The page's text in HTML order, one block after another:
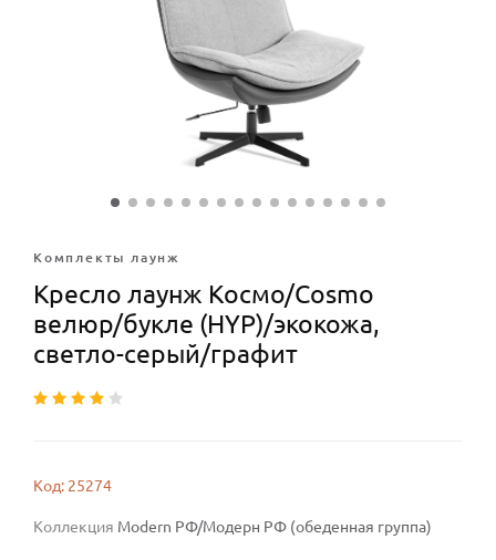
Комплекты лаунж
Кресло лаунж Космо/Cosmo
велюр/букле (HYP)/экокожа,
светло-серый/графит
Код: 25274
Коллекция Modern РФ/Модерн РФ (обеденная группа)